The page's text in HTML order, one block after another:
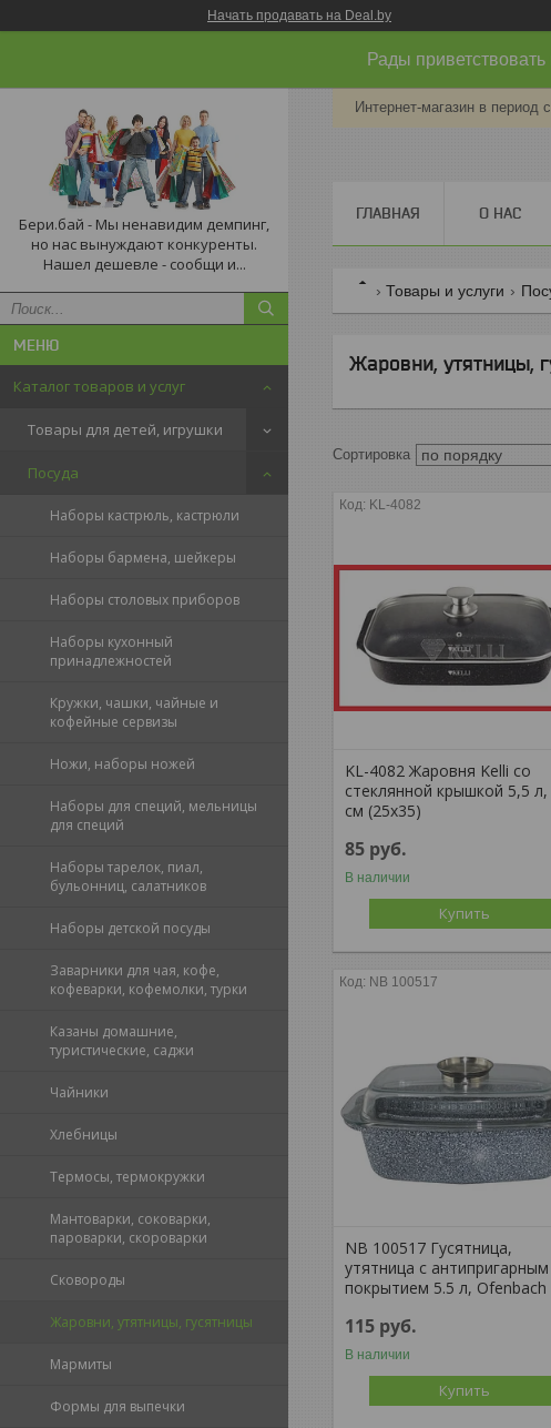
Начать продавать на Deal.by
Рады
Бери.бай - Мы ненавидим демпинг,
но нас вынуждают конкуренты.
Нашел дешевле - сообщи и...
Каталог товаров и услуг
Товары для детей, игрушки
Посуда
Наборы кастрюль, кастрюли
Наборы бармена, шейкеры
Наборы столовых приборов
Наборы кухонный
принадлежностей
Кружки, чашки, чайные и
кофейные сервизы
Ножи, наборы ножей
Наборы для специй, мельницы
для специй
Наборы тарелок, пиал,
бульонниц, салатников
Наборы детской посуды
Заварники для чая, кофе,
кофеварки, кофемолки, турки
Казаны домашние,
туристические, саджи
Чайники
Хлебницы
Термосы, термокружки
Мантоварки, соковарки,
пароварки, скороварки
Сковороды
Жаровни, утятницы, гусятницы
Мармиты
Формы для выпечки
Интернет-магазин в период
ГЛАВНАЯ О НАС
Товары и услуги
Жаровни, утятницы,
KL-4082
KL-4082 Жаровня Kelli со
стеклянной крышкой 5,5 л,
см (25x35)
85 руб.
В наличии
Купить
NB 100517
NB 100517 Гусятница,
утятница с антипригарным
покрытием 5.5 л, Ofenbach
115 руб.
В наличии
Купить